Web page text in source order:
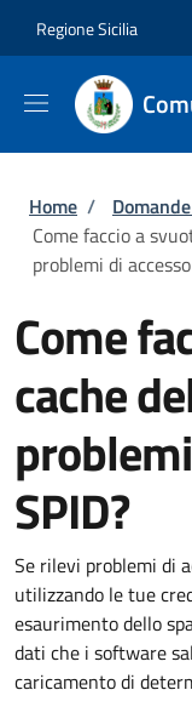
Regione Sicilia
Briciole
Home /
Come faccio a
problemi di
Come
cache
SPID?
Se rilevi problemi di
utilizzando le tue
esaurimento dello
dati che i software
caricamento di